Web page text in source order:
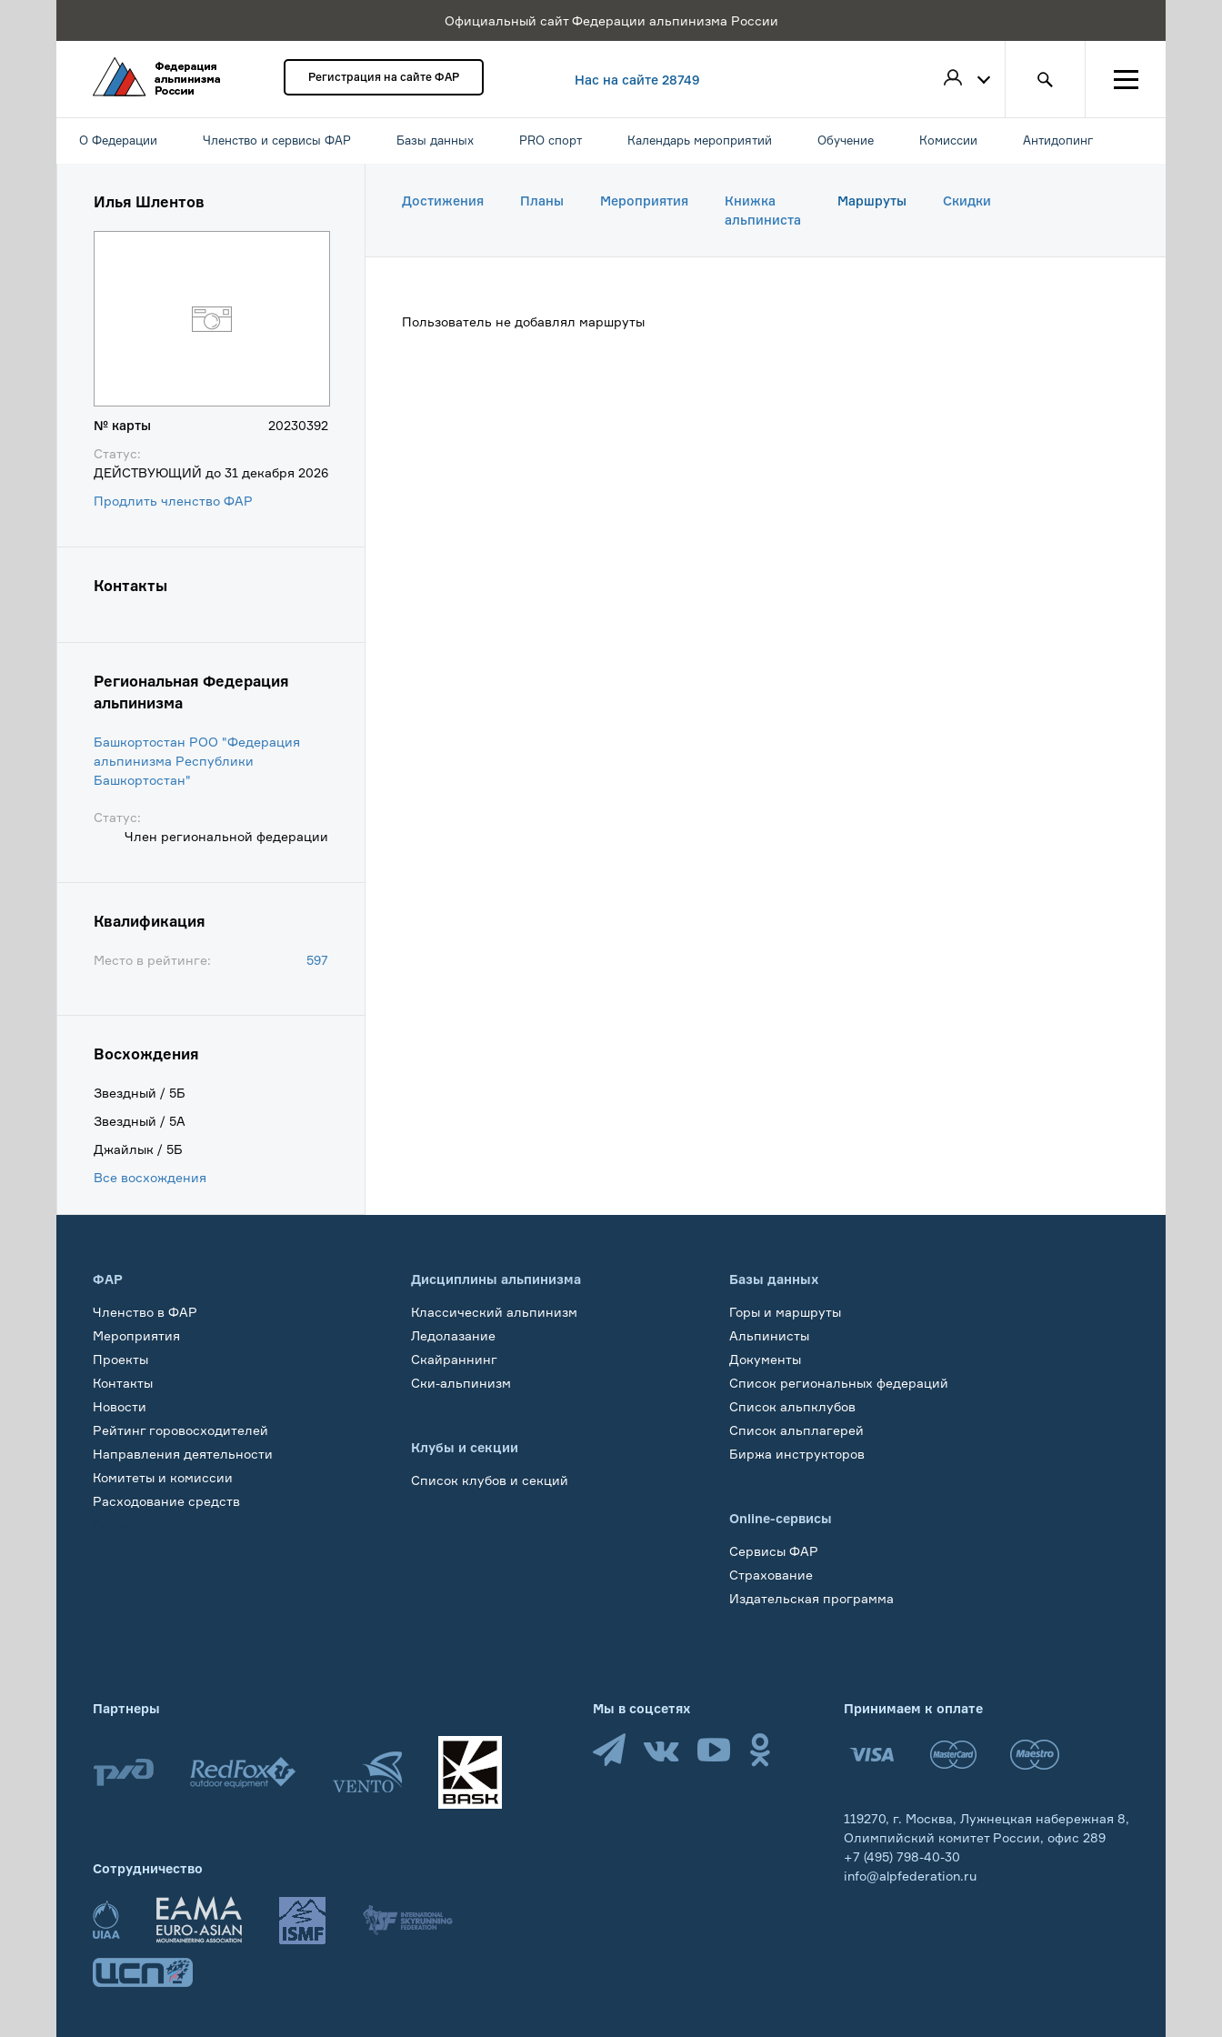
Официальный сайт Федерации альпинизма России
Регистрация на сайте ФАР Нас на сайте 28749
О Федерации Членство и сервисы ФАР Базы данных PRO спорт Календарь мероприятий Обучение Комиссии Антидопинг
Илья Шлентов
№ карты
20230392
Статус:
ДЕЙСТВУЮЩИЙ до 31 декабря 2026
Продлить членство ФАР
Контакты
Региональная Федерация
альпинизма
Башкортостан РОО "Федерация
альпинизма Республики
Башкортостан"
Статус:
Член региональной федерации
Квалификация
Место в рейтинге: 597
Восхождения
Звездный / 5Б
Звездный / 5А
Джайлык / 5Б
Все восхождения
Достижения Планы Мероприятия
Книжка
альпиниста
Маршруты Скидки
Пользователь не добавлял маршруты
ФАР
Членство в ФАР
Мероприятия
Проекты
Контакты
Новости
Рейтинг горовосходителей
Направления деятельности
Комитеты и комиссии
Расходование средств
Дисциплины альпинизма
Классический альпинизм
Ледолазание
Скайраннинг
Ски-альпинизм
Клубы и секции
Список клубов и секций
Базы данных
Горы и маршруты
Альпинисты
Документы
Список региональных федераций
Список альпклубов
Список альплагерей
Биржа инструкторов
Online-сервисы
Сервисы ФАР
Страхование
Издательская программа
Партнеры
Сотрудничество
Принимаем к оплате
119270, г. Москва, Лужнецкая набережная 8,
Олимпийский комитет России, офис 289
+7 (495) 798-40-30
info@alpfederation.ru
Мы в соцсетях